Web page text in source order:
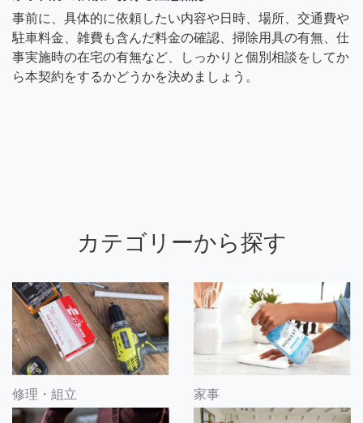
事前に、具体的に依頼したい内容や日時、場所、交通費や
駐車料金、雑費も含んだ料金の確認、掃除用具の有無、仕
事実施時の在宅の有無など、しっかりと個別相談をしてか
ら本契約をするかどうかを決めましょう。
カテゴリーから探す
修理・組立 家事